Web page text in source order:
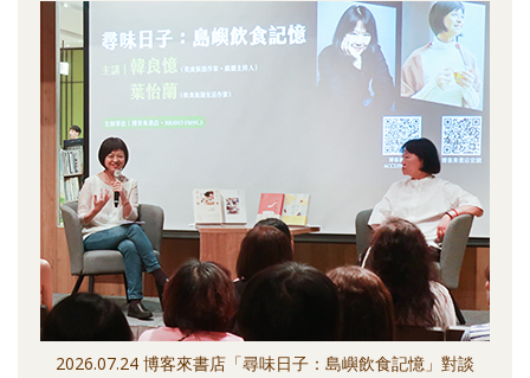
2026.07.24 博客來書店「尋味日子：島嶼飲食記憶」對談